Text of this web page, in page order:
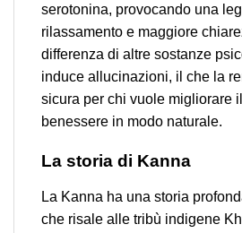
serotonina, provocando una
rilassamento e maggiore
differenza di altre sostanze
induce allucinazioni, il che la
sicura per chi vuole migliorare
benessere in modo naturale.
La storia di Kanna
La Kanna ha una storia
che risale alle tribù indigene